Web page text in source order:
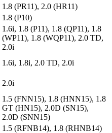
1.8 (PR11), 2.0 (HR11)
1.8 (P10)
1.6i, 1.8 (P11), 1.8 (QP11), 1.8
(WP11), 1.8 (WQP11), 2.0 TD,
2.0i
1.6i, 1.8i, 2.0 TD, 2.0i
2.0i
1.5 (FNN15), 1.8 (HNN15), 1.8
GT (HN15), 2.0D (SN15),
2.0D (SNN15)
1.5 (RFNB14), 1.8 (RHNB14)